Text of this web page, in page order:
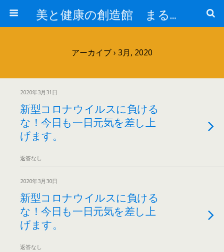
美と健康の創造館 まるとみ薬品 ぐんまの薬屋 芳さんのブログ
アーカイブ › 3月, 2020
2020年3月31日
新型コロナウイルスに負ける
な！今日も一日元気を差し上
げます。
返答なし
2020年3月30日
新型コロナウイルスに負ける
な！今日も一日元気を差し上
げます。
返答なし